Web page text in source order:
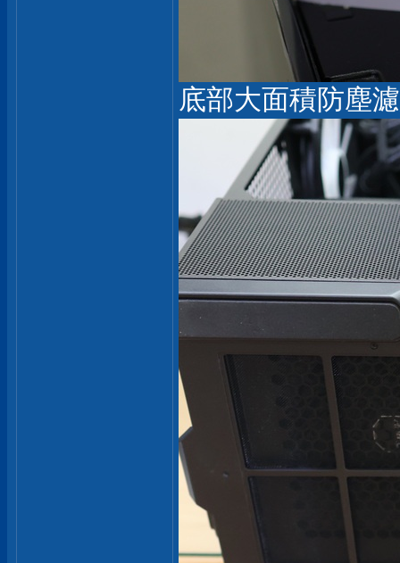
底部大面積防塵